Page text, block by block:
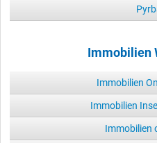
Immobilien
Immobilien
Immobilien
Immobilien